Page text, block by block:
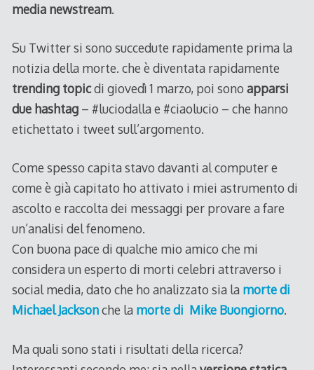
media newstream.
Su Twitter si sono succedute rapidamente prima la
notizia della morte. che è diventata rapidamente
trending topicdi giovedì 1 marzo, poi sono apparsi
due hashtag– #luciodalla e #ciaolucio – che hanno
etichettato i tweet sull’argomento.
Come spesso capita stavo davanti al computer e
come è già capitato ho attivato i miei astrumento di
ascolto e raccolta dei messaggi per provare a fare
un’analisi del fenomeno.
Con buona pace di qualche mio amico che mi
considera un esperto di morti celebri attraverso i
social media, dato che ho analizzato sia la morte di
Michael Jacksonche la morte di Mike Buongiorno.
Ma quali sono stati i risultati della ricerca?